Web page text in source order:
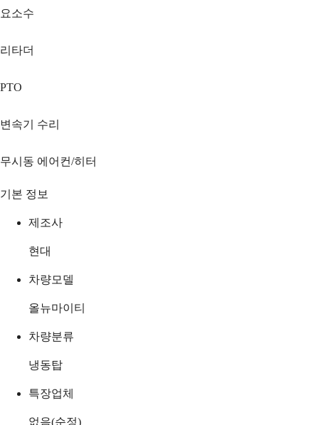
요소수
리타더
PTO
변속기 수리
무시동 에어컨/히터
기본 정보
제조사
현대
차량모델
올뉴마이티
차량분류
냉동탑
특장업체
없음(순정)